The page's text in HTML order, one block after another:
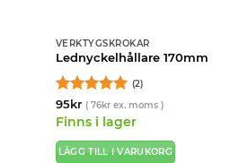
VERKTYGSKROKAR
Lednyckelhållare 170mm
Betygsatt5
av 5
(2)
95kr ( 76krex. moms )
Finns i lager
LÄGG TILL I VARUKORG